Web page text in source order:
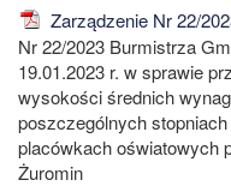
Zarządzenie Nr 22/
Nr 22/2023 Burmistrza
19.01.2023 r. w sprawie
wysokości średnich
poszczególnych
placówkach oświatowych
Żuromin